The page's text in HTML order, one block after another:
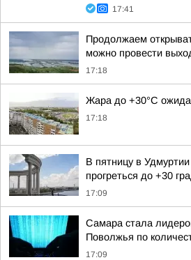
17:41
Продолжаем
можно провести
17:18
Жара до +30°С
17:18
В пятницу в
прогреться до +30
17:09
Самара стала
Поволжья по
17:09